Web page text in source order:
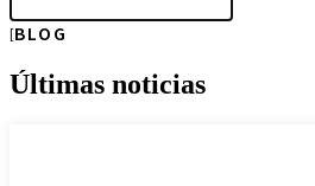
BLOG
Últimas noticias